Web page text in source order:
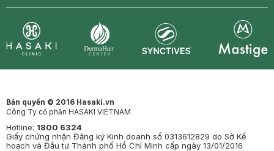
Bản quyền © 2016 Hasaki.vn
Công Ty cổ phần HASAKI VIETNAM
Hotline: 1800 6324
Giấy chứng nhận Đăng ký Kinh doanh số 0313612829 do Sở Kế
hoạch và Đầu tư Thành phố Hồ Chí Minh cấp ngày 13/01/2016